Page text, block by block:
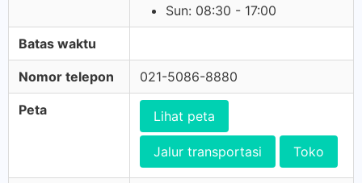
Sun: 08:30 - 17:00
Batas waktu
Nomor telepon 021-5086-8880
Peta Lihat peta
Jalur transportasi Toko